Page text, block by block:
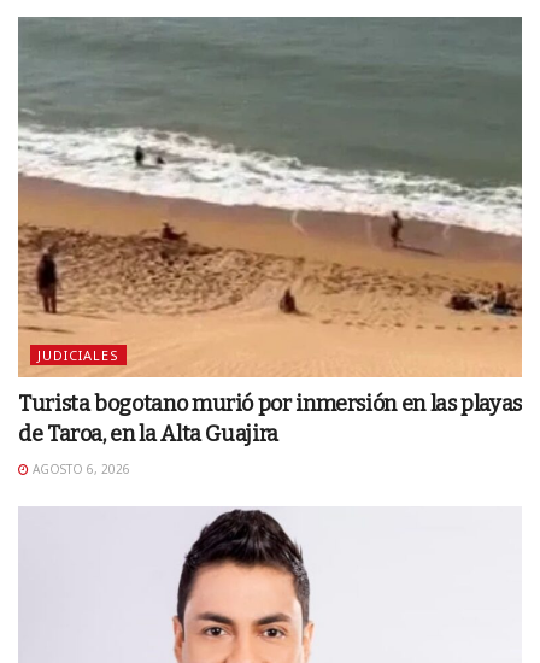
JUDICIALES
Turista bogotano murió por inmersión en las playas
de Taroa, en la Alta Guajira
AGOSTO 6, 2026